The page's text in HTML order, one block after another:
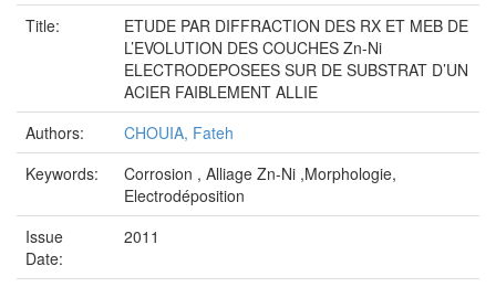
Title:
ETUDE PAR DIFFRACTION DES RX ET MEB DE
L’EVOLUTION DES COUCHES Zn-Ni
ELECTRODEPOSEES SUR DE SUBSTRAT D’UN
ACIER FAIBLEMENT ALLIE
Authors:
CHOUIA, Fateh
Keywords:
Corrosion , Alliage Zn-Ni ,Morphologie,
Electrodéposition
Issue
Date:
2011